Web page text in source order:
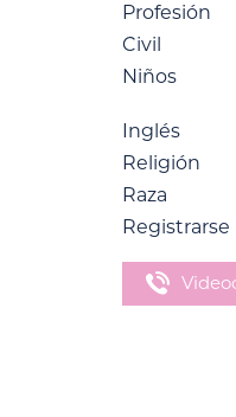
Profesión
Civil
Niños
Inglés
Religión
Raza
Registrarse